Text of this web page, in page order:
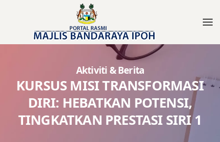
Aktiviti & Berita
KURSUS MISI TRANSFORMASI
DIRI: HEBATKAN POTENSI,
TINGKATKAN PRESTASI SIRI 1